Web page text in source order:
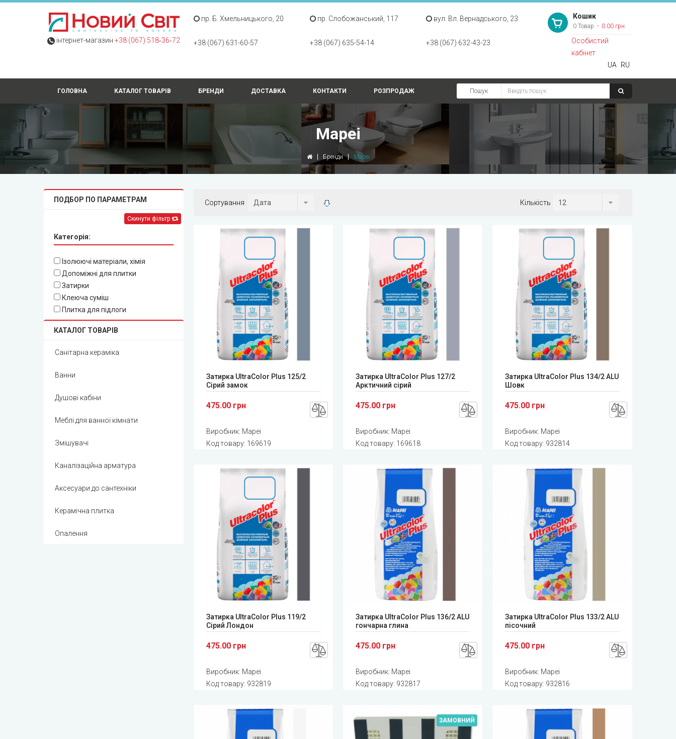
інтернет-магазин +38 (067) 518‑36‑72
пр. Б. Хмельницького, 20
+38 (067) 631-60-57
пр. Слобожанський, 117
+38 (067) 635-54-14
вул. Вл. Вернадського, 23
+38 (067) 632-43-23
Кошик
0 Товар 0.00 грн
Особистий
кабінет
UA
RU
ГОЛОВНА КАТАЛОГ ТОВАРІВ БРЕНДИ ДОСТАВКА КОНТАКТИ РОЗПРОДАЖ Пошук
Mapei
Бренди Mapei
ПОДБОР ПО ПАРАМЕТРАМ
Скинути фільтр
Категорія:
Ізолюючі матеріали, хімія
Допоміжні для плитки
Затирки
Клеюча суміш
Плитка для підлоги
КАТАЛОГ ТОВАРІВ
Санітарна кераміка
Ванни
Душові кабіни
Меблі для ванної кімнати
Змішувачі
Каналізаційна арматура
Аксесуари до сантехніки
Керамічна плитка
Опалення
Сортування Кількість
Затирка UltraColor Plus 125/2
Сірий замок
475.00 грн
Виробник: Mapei
Код товару: 169619
Затирка UltraColor Plus 127/2
Арктичний сірий
475.00 грн
Виробник: Mapei
Код товару: 169618
Затирка UltraColor Plus 134/2 ALU
Шовк
475.00 грн
Виробник: Mapei
Код товару: 932814
Затирка UltraColor Plus 119/2
Сірий Лондон
475.00 грн
Виробник: Mapei
Код товару: 932819
Затирка UltraColor Plus 136/2 ALU
гончарна глина
475.00 грн
Виробник: Mapei
Код товару: 932817
Затирка UltraColor Plus 133/2 ALU
пісочний
475.00 грн
Виробник: Mapei
Код товару: 932816
ЗАМОВНИЙ